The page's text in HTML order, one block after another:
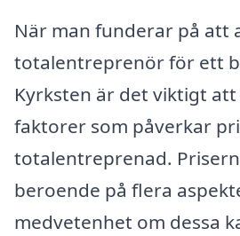
När man funderar på att
totalentreprenör för ett
Kyrksten är det viktigt
faktorer som påverkar
totalentreprenad.
beroende på flera
medvetenhet om dessa